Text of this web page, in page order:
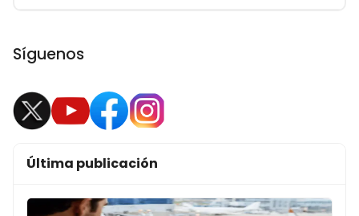
Síguenos
Última publicación